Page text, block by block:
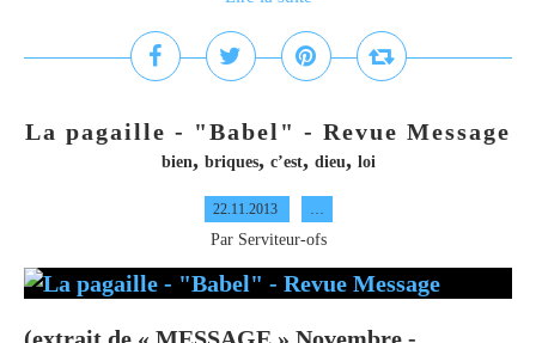
La pagaille - "Babel" - Revue Message
bien, briques, c’est, dieu, loi
22.11.2013 …
Par Serviteur-ofs